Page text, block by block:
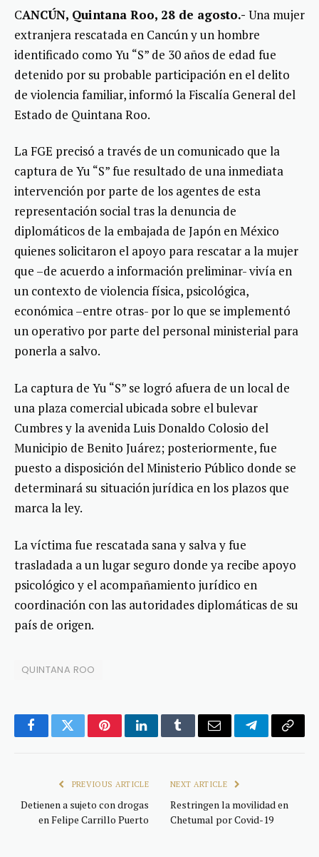
CANCÚN, Quintana Roo, 28 de agosto.- Una mujer
extranjera rescatada en Cancún y un hombre
identificado como Yu “S” de 30 años de edad fue
detenido por su probable participación en el delito
de violencia familiar, informó la Fiscalía General del
Estado de Quintana Roo.
La FGE precisó a través de un comunicado que la
captura de Yu “S” fue resultado de una inmediata
intervención por parte de los agentes de esta
representación social tras la denuncia de
diplomáticos de la embajada de Japón en México
quienes solicitaron el apoyo para rescatar a la mujer
que –de acuerdo a información preliminar- vivía en
un contexto de violencia física, psicológica,
económica –entre otras- por lo que se implementó
un operativo por parte del personal ministerial para
ponerla a salvo.
La captura de Yu “S” se logró afuera de un local de
una plaza comercial ubicada sobre el bulevar
Cumbres y la avenida Luis Donaldo Colosio del
Municipio de Benito Juárez; posteriormente, fue
puesto a disposición del Ministerio Público donde se
determinará su situación jurídica en los plazos que
marca la ley.
La víctima fue rescatada sana y salva y fue
trasladada a un lugar seguro donde ya recibe apoyo
psicológico y el acompañamiento jurídico en
coordinación con las autoridades diplomáticas de su
país de origen.
QUINTANA ROO
FacebookTwitterPinterestLinkedInTumblrEmail TelegramCopy
PREVIOUS ARTICLE
Detienen a sujeto con drogas
en Felipe Carrillo Puerto
NEXT ARTICLE
Restringen la movilidad en
Chetumal por Covid-19